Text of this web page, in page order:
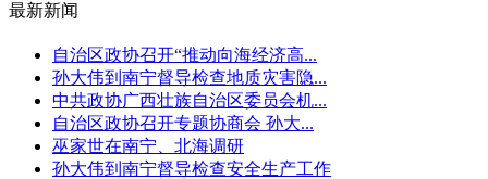
最新新闻
自治区政协召开“推动向海经济高...
孙大伟到南宁督导检查地质灾害隐...
中共政协广西壮族自治区委员会机...
自治区政协召开专题协商会 孙大...
巫家世在南宁、北海调研
孙大伟到南宁督导检查安全生产工作